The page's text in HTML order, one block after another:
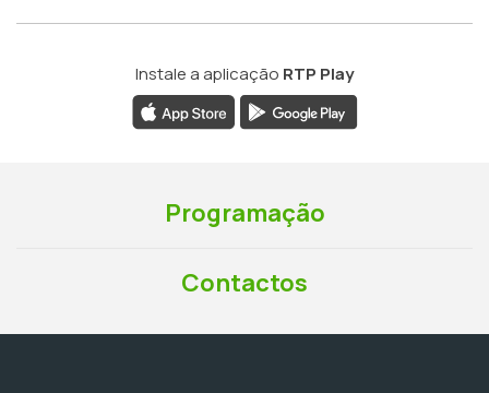
Instale a aplicação RTP Play
Programação
Contactos